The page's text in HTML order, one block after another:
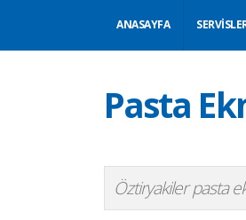
ANASAYFA
Pasta
Öztiryakiler pasta